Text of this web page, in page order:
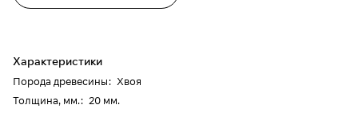
Характеристики
Порода древесины: Хвоя
Толщина, мм.: 20 мм.